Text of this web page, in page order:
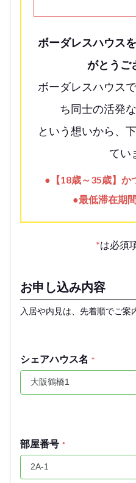
ボーダレスハウス
がとうご
ボーダレスハウス
ち同士の活発
という想いから、
てい
●【18歳～35歳】か
●最低滞在期
*は必須
お申し込み内容
入居や内見は、先着順でご案
シェアハウス名 *
部屋番号 *